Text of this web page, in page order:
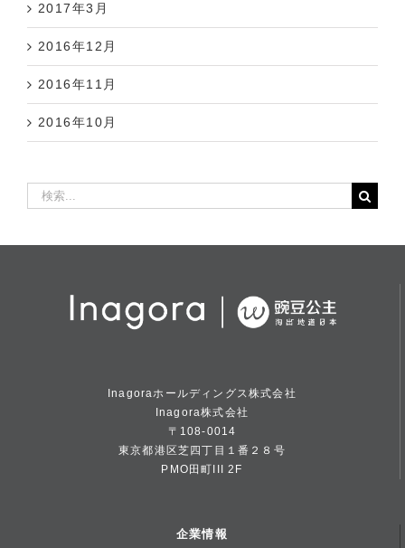
2017年3月
2016年12月
2016年11月
2016年10月
索
Inagoraホールディングス株式会社
Inagora株式会社
〒108-0014
東京都港区芝四丁目１番２８号
PMO田町III 2F
企業情報